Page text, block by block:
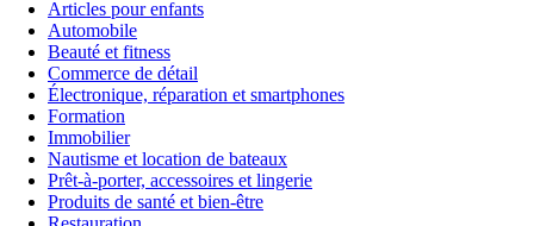
Articles pour enfants
Automobile
Beauté et fitness
Commerce de détail
Électronique, réparation et smartphones
Formation
Immobilier
Nautisme et location de bateaux
Prêt-à-porter, accessoires et lingerie
Produits de santé et bien-être